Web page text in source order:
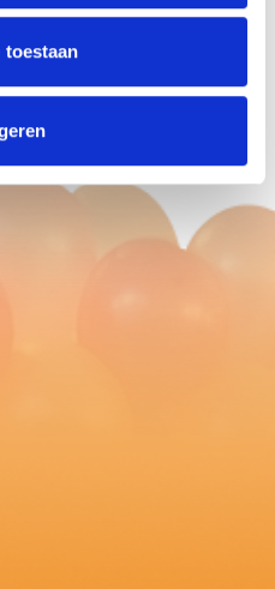
toestaan
zijn te
.